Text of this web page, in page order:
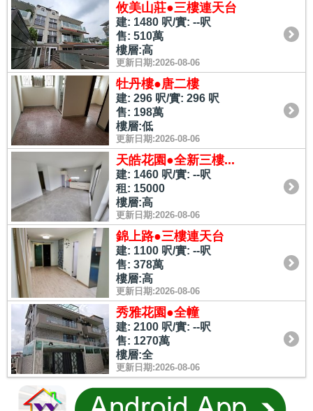
攸美山莊●三樓連天台
建: 1480 呎/實: --呎
售: 510萬
樓層:高
更新日期:2026-08-06
牡丹樓●唐二樓
建: 296 呎/實: 296 呎
售: 198萬
樓層:低
更新日期:2026-08-06
天皓花園●全新三樓...
建: 1460 呎/實: --呎
租: 15000
樓層:高
更新日期:2026-08-06
錦上路●三樓連天台
建: 1100 呎/實: --呎
售: 378萬
樓層:高
更新日期:2026-08-06
秀雅花園●全幢
建: 2100 呎/實: --呎
售: 1270萬
樓層:全
更新日期:2026-08-06